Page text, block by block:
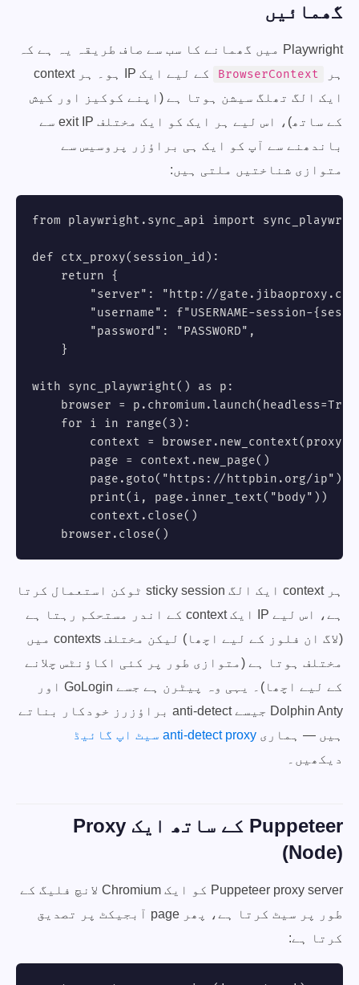
گھمائیں
Playwright میں گھمانے کا سب سے صاف طریقہ یہ ہے کہ
ہر
BrowserContext
کے لیے ایک IP ہو۔ ہر context
ایک الگ تھلگ سیشن ہوتا ہے (اپنے کوکیز اور کیش
کے ساتھ)، اس لیے ہر ایک کو ایک مختلف exit IP سے
باندھنے سے آپ کو ایک ہی براؤزر پروسیس سے
متوازی شناختیں ملتی ہیں:
from playwright.sync_api import
def ctx_proxy(session_id):
    return {
"server": "http://
"username": f"USERNAME-session-
        "password": "PASSWORD",
    }
with sync_playwright() as p:
browser =
    for i in range(3):
context =
        page = context.new_page()
        page.goto("https://httpbin.org/ip")
        print(i, page.inner_text("body"))
        context.close()
    browser.close()
ہر context ایک الگ sticky session ٹوکن استعمال کرتا
ہے، اس لیے IP ایک context کے اندر مستحکم رہتا ہے
(لاگ ان فلوز کے لیے اچھا) لیکن مختلف contexts میں
مختلف ہوتا ہے (متوازی طور پر کئی اکاؤنٹس چلانے
کے لیے اچھا)۔ یہی وہ پیٹرن ہے جسے GoLogin اور
Dolphin Anty جیسے anti-detect براؤزرز خودکار بناتے
ہیں — ہماری anti-detect proxy سیٹ اپ گائیڈ
دیکھیں۔
Puppeteer کے ساتھ ایک Proxy
(Node)
Puppeteer proxy server کو ایک Chromium لانچ فلیگ کے
طور پر سیٹ کرتا ہے، پھر page آبجیکٹ پر تصدیق
کرتا ہے: